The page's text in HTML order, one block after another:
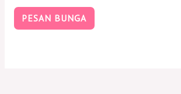
PESAN BUNGA